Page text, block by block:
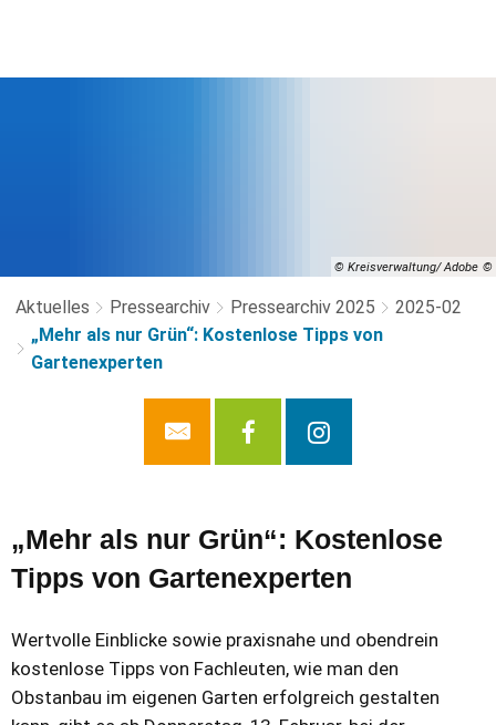
© Kreisverwaltung/ Adobe
Aktuelles Pressearchiv Pressearchiv 2025
2025-02
„Mehr als nur Grün“: Kostenlose Tipps von
Gartenexperten
„Mehr als nur Grün“: Kostenlose
Tipps von Gartenexperten
Wertvolle Einblicke sowie praxisnahe und obendrein
kostenlose Tipps von Fachleuten, wie man den
Obstanbau im eigenen Garten erfolgreich gestalten